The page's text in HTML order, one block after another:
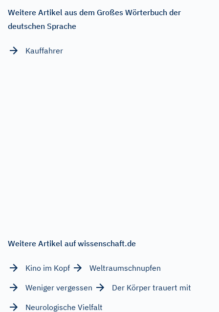
Weitere Artikel aus dem Großes Wörterbuch der
deutschen Sprache
Kauffahrer
Weitere Artikel auf wissenschaft.de
Kino im Kopf
Weltraumschnupfen
Weniger vergessen
Der Körper trauert mit
Neurologische Vielfalt